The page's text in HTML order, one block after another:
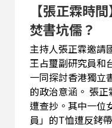
【張正霖時
焚書坑儒？
主持人張正霖邀請
王占璽副研究員和
一同探討香港獨立
的政治意涵。 張正霖指出，近期香港獨立書店陸續
遭查抄。其中一位
員」的T恤遭反銬